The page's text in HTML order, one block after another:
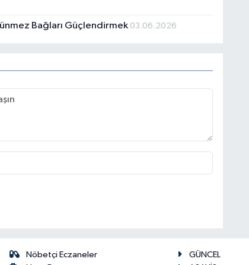
Bağları Güçlendirmek 03.06.2026
Nöbetçi Eczaneler
GÜNCEL